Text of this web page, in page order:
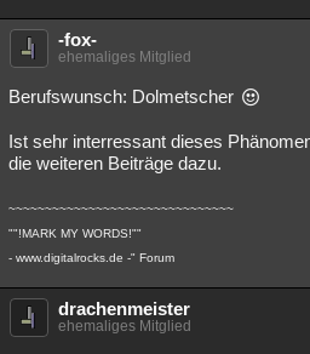
-fox-
ehemaliges Mitglied
Berufswunsch: Dolmetscher
Ist sehr interressant dieses
die weiteren Beiträge dazu.
~~~~~~~~~~~~~~~~~~~~~~~~~~~~~~~
""!MARK MY WORDS!""
- www.digitalrocks.de -" Forum
drachenmeister
ehemaliges Mitglied